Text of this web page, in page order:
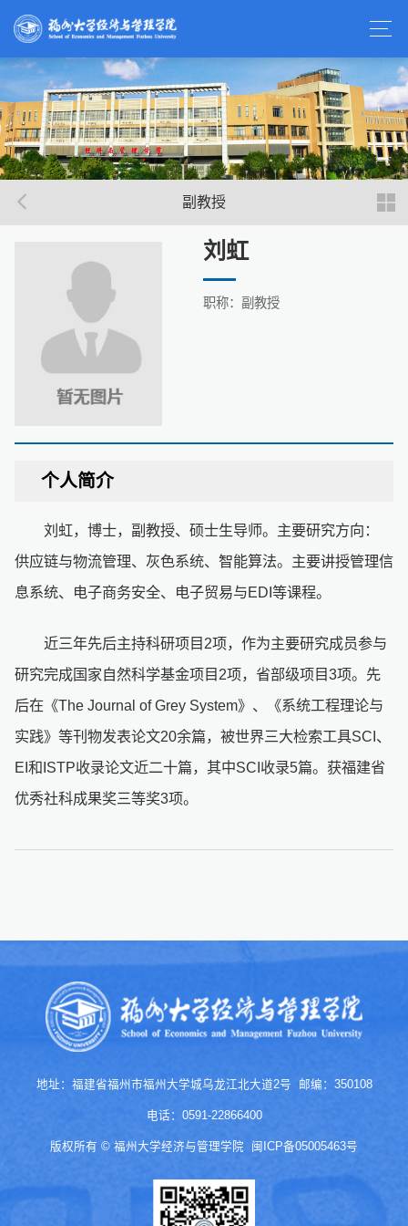
副教授
刘虹
职称：副教授
个人简介
刘虹，博士，副教授、硕士生导师。主要研究方向：
供应链与物流管理、灰色系统、智能算法。主要讲授管理信
息系统、电子商务安全、电子贸易与EDI等课程。
近三年先后主持科研项目2项，作为主要研究成员参与
研究完成国家自然科学基金项目2项，省部级项目3项。先
后在《The Journal of Grey System》、《系统工程理论与
实践》等刊物发表论文20余篇，被世界三大检索工具SCI、
EI和ISTP收录论文近二十篇，其中SCI收录5篇。获福建省
优秀社科成果奖三等奖3项。
地址：福建省福州市福州大学城乌龙江北大道2号 邮编：350108
电话：0591-22866400
版权所有 © 福州大学经济与管理学院 闽ICP备05005463号